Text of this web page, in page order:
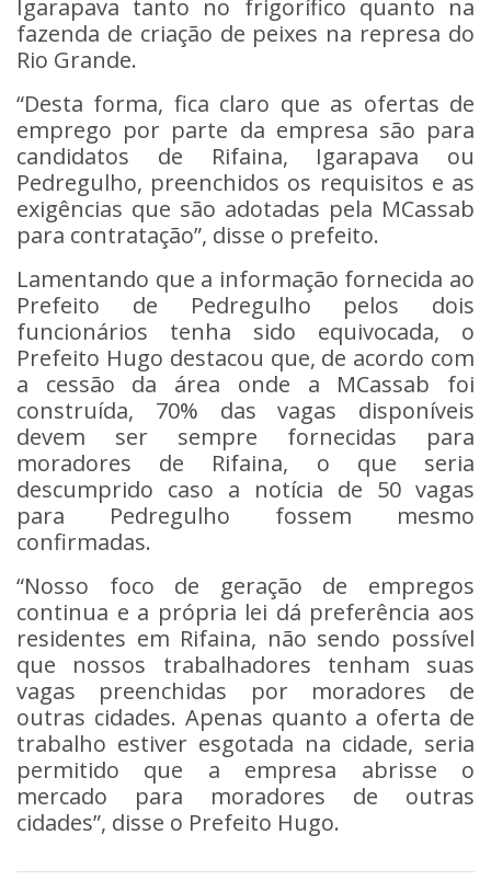
Igarapava tanto no frigorífico quanto na
fazenda de criação de peixes na represa do
Rio Grande.
“Desta forma, fica claro que as ofertas de
emprego por parte da empresa são para
candidatos de Rifaina, Igarapava ou
Pedregulho, preenchidos os requisitos e as
exigências que são adotadas pela MCassab
para contratação”, disse o prefeito.
Lamentando que a informação fornecida ao
Prefeito de Pedregulho pelos dois
funcionários tenha sido equivocada, o
Prefeito Hugo destacou que, de acordo com
a cessão da área onde a MCassab foi
construída, 70% das vagas disponíveis
devem ser sempre fornecidas para
moradores de Rifaina, o que seria
descumprido caso a notícia de 50 vagas
para Pedregulho fossem mesmo
confirmadas.
“Nosso foco de geração de empregos
continua e a própria lei dá preferência aos
residentes em Rifaina, não sendo possível
que nossos trabalhadores tenham suas
vagas preenchidas por moradores de
outras cidades. Apenas quanto a oferta de
trabalho estiver esgotada na cidade, seria
permitido que a empresa abrisse o
mercado para moradores de outras
cidades”, disse o Prefeito Hugo.